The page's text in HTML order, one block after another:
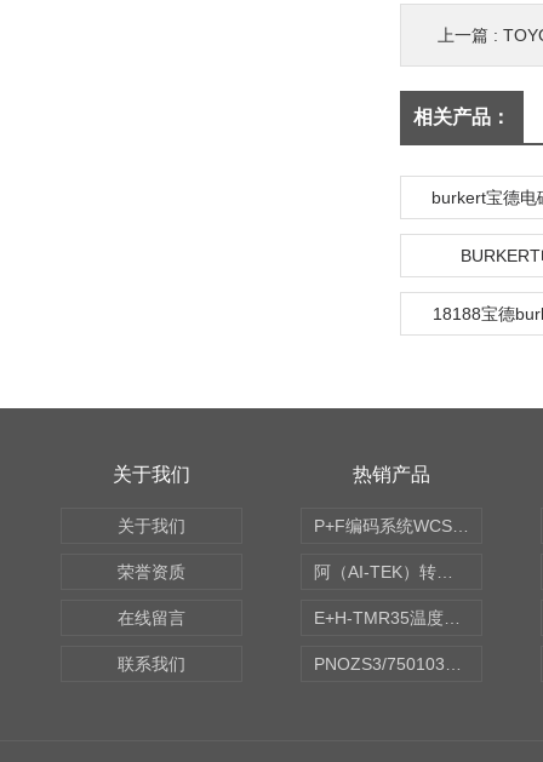
上一篇 :
相关产品：
burkert宝德电
18188宝德
关于我们
关于我们
荣誉资质
在线留言
联系我们
热销产品